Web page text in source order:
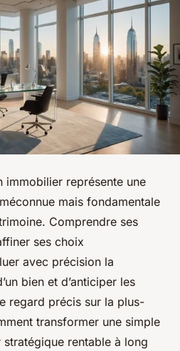
immobilier représente une
mais fondamentale
Comprendre ses
ses choix
avec précision la
bien et d’anticiper les
regard précis sur la plus-
transformer une simple
rentable à long